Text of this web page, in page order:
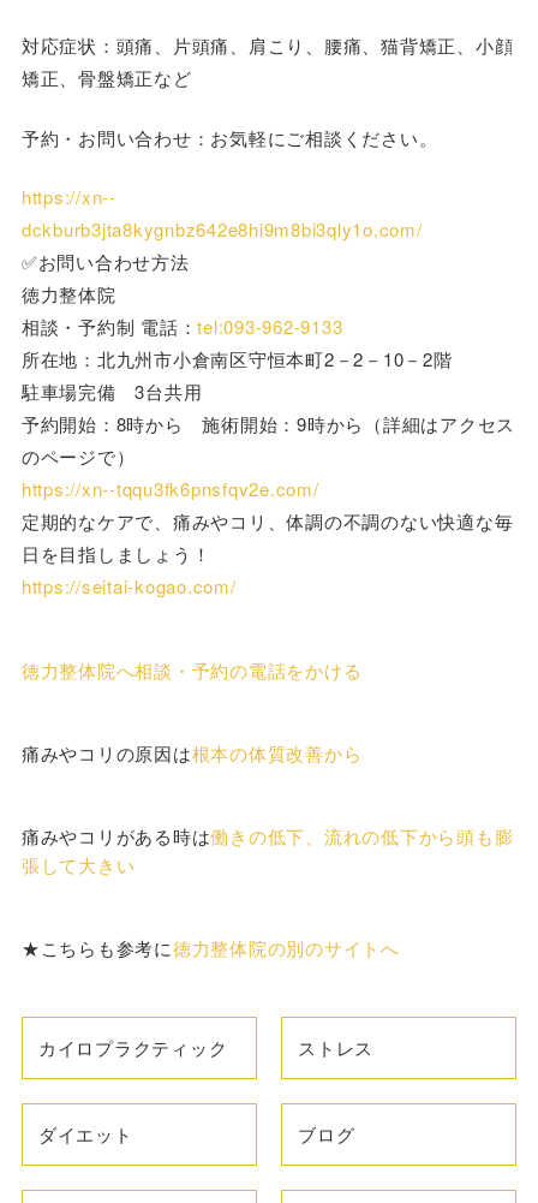
対応症状：頭痛、片頭痛、肩こり、腰痛、猫背矯正、小顔
矯正、骨盤矯正など
予約・お問い合わせ：お気軽にご相談ください。
https://xn--
dckburb3jta8kygnbz642e8hi9m8bi3qly1o.com/
✅お問い合わせ方法
徳力整体院
相談・予約制 電話：tel:093-962-9133
所在地：北九州市小倉南区守恒本町2－2－10－2階
駐車場完備 3台共用
予約開始：8時から 施術開始：9時から（詳細はアクセス
のページで）
https://xn--tqqu3fk6pnsfqv2e.com/
定期的なケアで、痛みやコリ、体調の不調のない快適な毎
日を目指しましょう！
https://seitai-kogao.com/
徳力整体院へ相談・予約の電話をかける
痛みやコリの原因は根本の体質改善から
痛みやコリがある時は働きの低下、流れの低下から頭も膨
張して大きい
★こちらも参考に徳力整体院の別のサイトへ
カイロプラクティック ストレス
ダイエット ブログ